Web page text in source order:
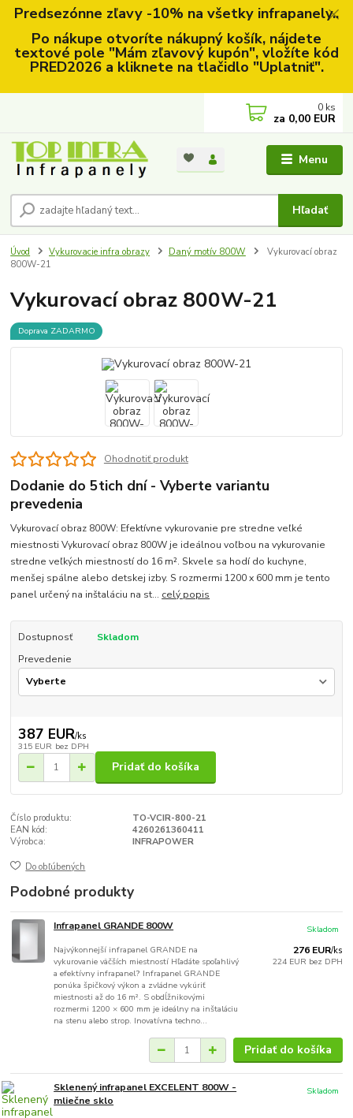
Predsezónne zľavy -10% na všetky infrapanely..
Po nákupe otvoríte nákupný košík, nájdete
textové pole "Mám zľavový kupón", vložíte kód
PRED2026 a kliknete na tlačidlo "Uplatniť".
Menu
Hľadať
0 ks
za 0,00 EUR
Úvod Vykurovacie infra obrazy Daný motív 800W
Vykurovací obraz
800W-21
Vykurovací obraz 800W-21
Doprava ZADARMO
Ohodnotiť produkt
Dodanie do 5tich dní - Vyberte variantu
prevedenia
Vykurovací obraz 800W: Efektívne vykurovanie pre stredne veľké
miestnosti Vykurovací obraz 800W je ideálnou voľbou na vykurovanie
stredne veľkých miestností do 16 m². Skvele sa hodí do kuchyne,
menšej spálne alebo detskej izby. S rozmermi 1200 x 600 mm je tento
panel určený na inštaláciu na st... celý popis
Dostupnosť
Skladom
Prevedenie
387 EUR/ks
315 EUR bez DPH
Pridať do košíka
Číslo produktu:
TO-VCIR-800-21
EAN kód:
4260261360411
Výrobca:
INFRAPOWER
Do obľúbených
Podobné produkty
Infrapanel GRANDE 800W
Najvýkonnejší infrapanel GRANDE na
vykurovanie väčších miestností Hľadáte spoľahlivý
a efektívny infrapanel? Infrapanel GRANDE
ponúka špičkový výkon a zvládne vykúriť
miestnosti až do 16 m². S obdĺžnikovými
rozmermi 1200 × 600 mm je ideálny na inštaláciu
na stenu alebo strop. Inovatívna techno...
276 EUR/ks
224 EUR bez DPH
Skladom
Pridať do košíka
Sklenený infrapanel EXCELENT 800W -
mliečne sklo
Skladom